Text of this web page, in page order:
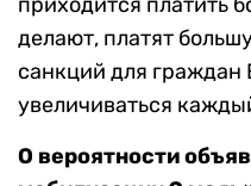
делают, платят
санкций для граждан
увеличиваться
О вероятности